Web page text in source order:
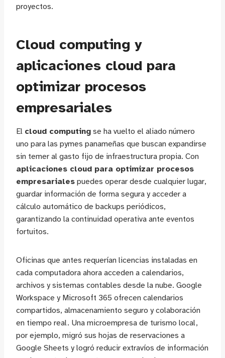
proyectos.
Cloud computing y
aplicaciones cloud para
optimizar procesos
empresariales
El cloud computing se ha vuelto el aliado número
uno para las pymes panameñas que buscan expandirse
sin temer al gasto fijo de infraestructura propia. Con
aplicaciones cloud para optimizar procesos
empresariales puedes operar desde cualquier lugar,
guardar información de forma segura y acceder a
cálculo automático de backups periódicos,
garantizando la continuidad operativa ante eventos
fortuitos.
Oficinas que antes requerían licencias instaladas en
cada computadora ahora acceden a calendarios,
archivos y sistemas contables desde la nube. Google
Workspace y Microsoft 365 ofrecen calendarios
compartidos, almacenamiento seguro y colaboración
en tiempo real. Una microempresa de turismo local,
por ejemplo, migró sus hojas de reservaciones a
Google Sheets y logró reducir extravíos de información